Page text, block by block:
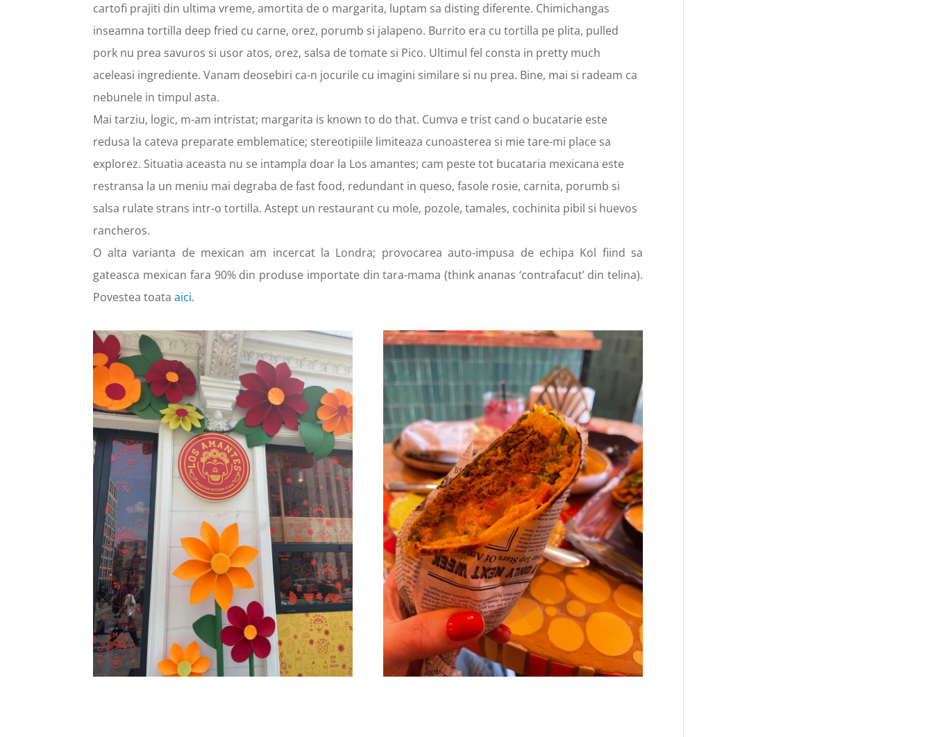
cartofi prajiti din ultima vreme, amortita de o margarita, luptam sa disting diferente. Chimichangas
inseamna tortilla deep fried cu carne, orez, porumb si jalapeno. Burrito era cu tortilla pe plita, pulled
pork nu prea savuros si usor atos, orez, salsa de tomate si Pico. Ultimul fel consta in pretty much
aceleasi ingrediente. Vanam deosebiri ca-n jocurile cu imagini similare si nu prea. Bine, mai si radeam ca
nebunele in timpul asta.
Mai tarziu, logic, m-am intristat; margarita is known to do that. Cumva e trist cand o bucatarie este
redusa la cateva preparate emblematice; stereotipiile limiteaza cunoasterea si mie tare-mi place sa
explorez. Situatia aceasta nu se intampla doar la Los amantes; cam peste tot bucataria mexicana este
restransa la un meniu mai degraba de fast food, redundant in queso, fasole rosie, carnita, porumb si
salsa rulate strans intr-o tortilla. Astept un restaurant cu mole, pozole, tamales, cochinita pibil si huevos
rancheros.
O alta varianta de mexican am incercat la Londra; provocarea auto-impusa de echipa Kol fiind sa
gateasca mexican fara 90% din produse importate din tara-mama (think ananas ‘contrafacut’ din telina).
Povestea toataaici.